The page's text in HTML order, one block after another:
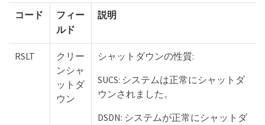
コード
フィー
ルド
説明
RSLT
クリー
ンシャ
ットダ
ウン
シャットダウンの性質:
SUCS: システムは正常にシャットダ
ウンされました。
DSDN: システムが正常にシャットダ